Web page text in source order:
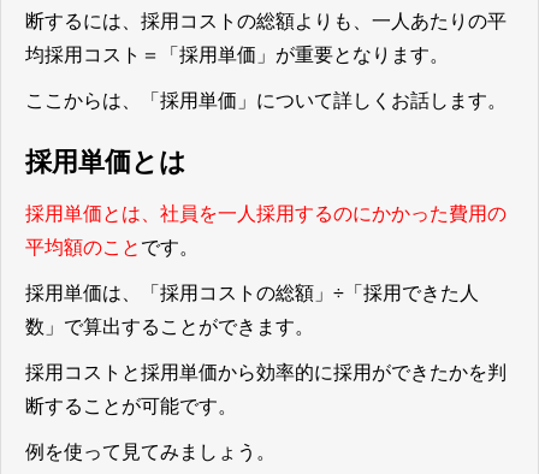
断するには、採用コストの総額よりも、一人あたりの平
均採用コスト＝「採用単価」が重要となります。
ここからは、「採用単価」について詳しくお話します。
採用単価とは
採用単価とは、社員を一人採用するのにかかった費用の
平均額のこと です。
採用単価は、「採用コストの総額」÷「採用できた人
数」で算出することができます。
採用コストと採用単価から効率的に採用ができたかを判
断することが可能です。
例を使って見てみましょう。